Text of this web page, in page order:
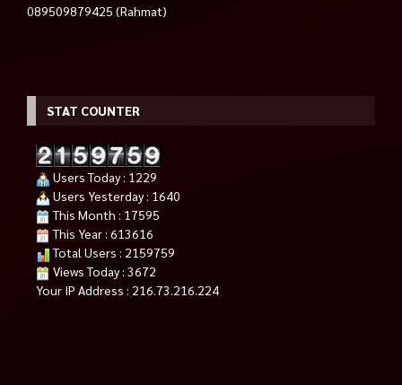
089509879425 (Rahmat)
STAT COUNTER
Users Today : 1229
Users Yesterday : 1640
This Month : 17595
This Year : 613616
Total Users : 2159759
Views Today : 3672
Your IP Address : 216.73.216.224